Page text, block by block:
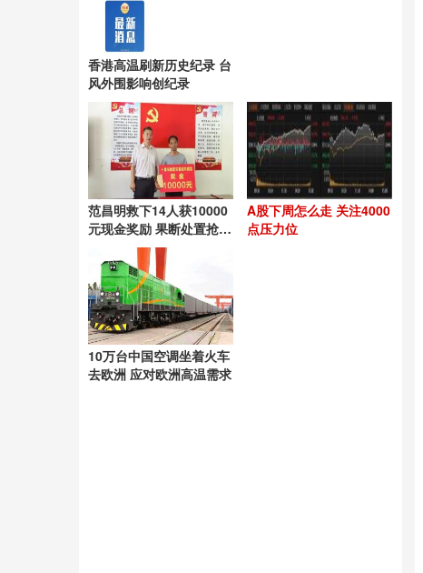
香港高温刷新历史纪录 台
风外围影响创纪录
范昌明救下14人获10000
元现金奖励 果断处置抢出
A股下周怎么走 关注4000
点压力位
10万台中国空调坐着火车
去欧洲 应对欧洲高温需求